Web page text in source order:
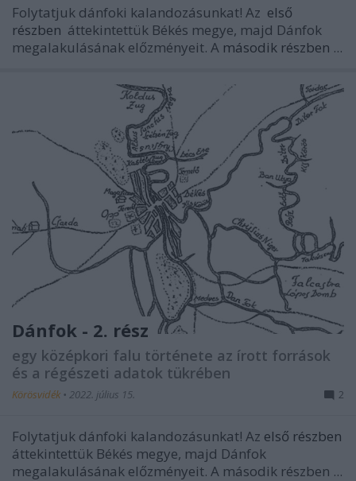
Folytatjuk dánfoki kalandozásunkat! Az első
részben áttekintettük Békés megye, majd Dánfok
megalakulásának előzményeit. A második részben ...
Dánfok - 2. rész
egy középkori falu története az írott források
és a régészeti adatok tükrében
Körösvidék • 2022. július 15. 2
Folytatjuk dánfoki kalandozásunkat! Az első részben
áttekintettük Békés megye, majd Dánfok
megalakulásának előzményeit. A második részben ...